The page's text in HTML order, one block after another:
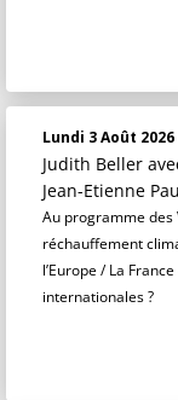
Lundi 3 Août 2026
Judith Beller
Jean-Etienne
Au programme des
réchauffement
l’Europe / La
internationales ?